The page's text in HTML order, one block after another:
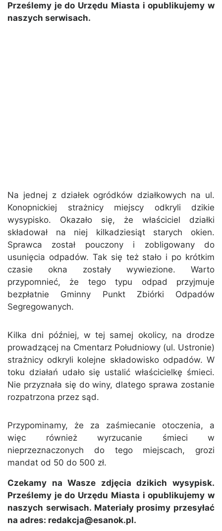
Prześlemy je do Urzędu Miasta i opublikujemy w
naszych serwisach.
Na jednej z działek ogródków działkowych na ul.
Konopnickiej strażnicy miejscy odkryli dzikie
wysypisko. Okazało się, że właściciel działki
składował na niej kilkadziesiąt starych okien.
Sprawca został pouczony i zobligowany do
usunięcia odpadów. Tak się też stało i po krótkim
czasie okna zostały wywiezione. Warto
przypomnieć, że tego typu odpad przyjmuje
bezpłatnie Gminny Punkt Zbiórki Odpadów
Segregowanych.
Kilka dni później, w tej samej okolicy, na drodze
prowadzącej na Cmentarz Południowy (ul. Ustronie)
strażnicy odkryli kolejne składowisko odpadów. W
toku działań udało się ustalić właścicielkę śmieci.
Nie przyznała się do winy, dlatego sprawa zostanie
rozpatrzona przez sąd.
Przypominamy, że za zaśmiecanie otoczenia, a
więc również wyrzucanie śmieci w
nieprzeznaczonych do tego miejscach, grozi
mandat od 50 do 500 zł.
Czekamy na Wasze zdjęcia dzikich wysypisk.
Prześlemy je do Urzędu Miasta i opublikujemy w
naszych serwisach. Materiały prosimy przesyłać
na adres: redakcja@esanok.pl.